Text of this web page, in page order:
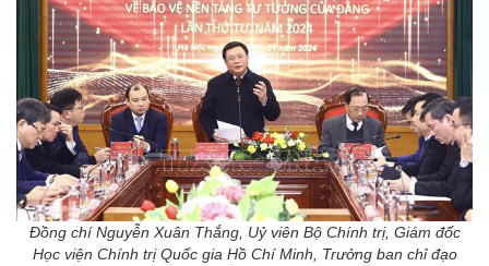
Đồng chí Nguyễn Xuân Thắng, Uỷ viên Bộ Chính trị, Giám đốc
Học viện Chính trị Quốc gia Hồ Chí Minh, Trưởng ban chỉ đạo